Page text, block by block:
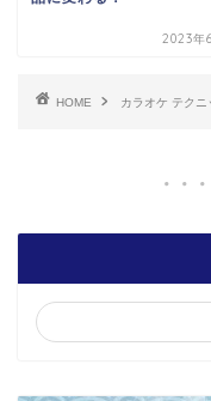
2023年
HOME カラオケ テクニ